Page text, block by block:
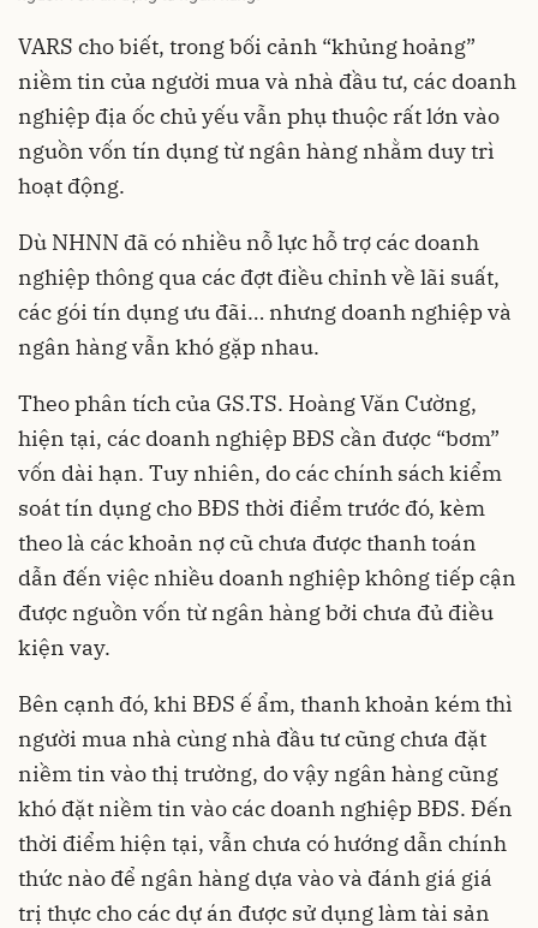
VARS cho biết, trong bối cảnh “khủng hoảng”
niềm tin của người mua và nhà đầu tư, các doanh
nghiệp địa ốc chủ yếu vẫn phụ thuộc rất lớn vào
nguồn vốn tín dụng từ ngân hàng nhằm duy trì
hoạt động.
Dù NHNN đã có nhiều nỗ lực hỗ trợ các doanh
nghiệp thông qua các đợt điều chỉnh về lãi suất,
các gói tín dụng ưu đãi… nhưng doanh nghiệp và
ngân hàng vẫn khó gặp nhau.
Theo phân tích của GS.TS. Hoàng Văn Cường,
hiện tại, các doanh nghiệp BĐS cần được “bơm”
vốn dài hạn. Tuy nhiên, do các chính sách kiểm
soát tín dụng cho BĐS thời điểm trước đó, kèm
theo là các khoản nợ cũ chưa được thanh toán
dẫn đến việc nhiều doanh nghiệp không tiếp cận
được nguồn vốn từ ngân hàng bởi chưa đủ điều
kiện vay.
Bên cạnh đó, khi BĐS ế ẩm, thanh khoản kém thì
người mua nhà cùng nhà đầu tư cũng chưa đặt
niềm tin vào thị trường, do vậy ngân hàng cũng
khó đặt niềm tin vào các doanh nghiệp BĐS. Đến
thời điểm hiện tại, vẫn chưa có hướng dẫn chính
thức nào để ngân hàng dựa vào và đánh giá giá
trị thực cho các dự án được sử dụng làm tài sản